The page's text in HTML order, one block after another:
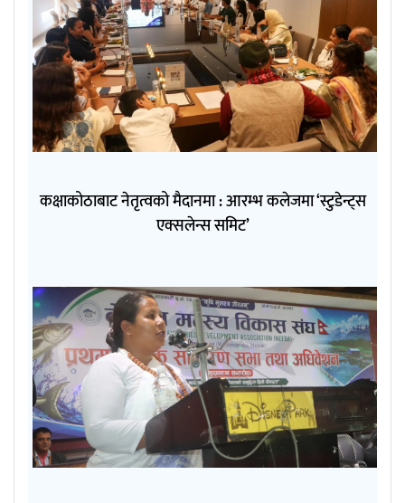
कक्षाकोठाबाट नेतृत्वको मैदानमा : आरम्भ कलेजमा ‘स्टुडेन्ट्स
एक्सलेन्स समिट’